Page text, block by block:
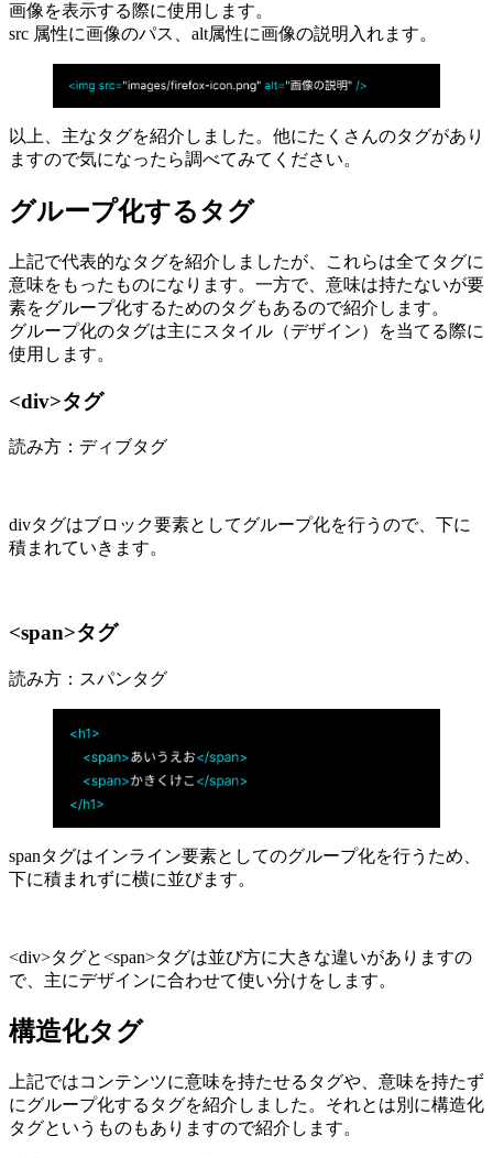
画像を表示する際に使用します。
src 属性に画像のパス、alt属性に画像の説明入れます。
以上、主なタグを紹介しました。他にたくさんのタグがあり
ますので気になったら調べてみてください。
グループ化するタグ
上記で代表的なタグを紹介しましたが、これらは全てタグに
意味をもったものになります。一方で、意味は持たないが要
素をグループ化するためのタグもあるので紹介します。
グループ化のタグは主にスタイル（デザイン）を当てる際に
使用します。
<div>タグ
読み方：ディブタグ
divタグはブロック要素としてグループ化を行うので、下に
積まれていきます。
<span>タグ
読み方：スパンタグ
spanタグはインライン要素としてのグループ化を行うため、
下に積まれずに横に並びます。
<div>タグと<span>タグは並び方に大きな違いがありますの
で、主にデザインに合わせて使い分けをします。
構造化タグ
上記ではコンテンツに意味を持たせるタグや、意味を持たず
にグループ化するタグを紹介しました。それとは別に構造化
タグというものもありますので紹介します。